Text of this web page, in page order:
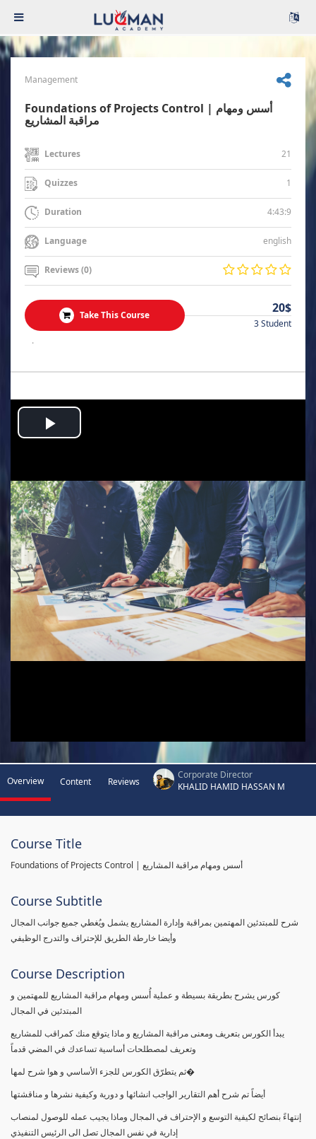
Management
Foundations of Projects Control | أسس ومهام
مراقبة المشاريع
Lectures 21
Quizzes 1
Duration 4:43:9
Language english
Reviews (0)
Take This Course 20$
3 Student
.
Play
Overview Content Reviews
Corporate Director
KHALID HAMID HASSAN M
Course Title
Foundations of Projects Control | أسس ومهام مراقبة المشاريع
Course Subtitle
شرح للمبتدئين المهتمين بمراقبة وإدارة المشاريع يشمل ويُغطي جميع جوانب المجال
وأيضا خارطة الطريق للإحتراف والتدرج الوظيفي
Course Description
كورس يشرح بطريقة بسيطة و عملية أُسس ومهام مراقبة المشاريع للمهتمين و
المبتدئين في المجال
يبدأ الكورس بتعريف ومعنى مراقبة المشاريع و ماذا يتوقع منك كمراقب للمشاريع
وتعريف لمصطلحات أساسية تساعدك في المضي قدماً
ثم يتطرّق الكورس للجزء الأساسي و هوا شرح لمها�
أيضاً تم شرح أهم التقارير الواجب انشائها و دورية وكيفية نشرها و مناقشتها
إنتهاءً بنصائح لكيفية التوسع و الإحتراف في المجال وماذا يجيب عمله للوصول لمنصاب
إدارية في نفس المجال تصل الى الرئيس التنفيذي